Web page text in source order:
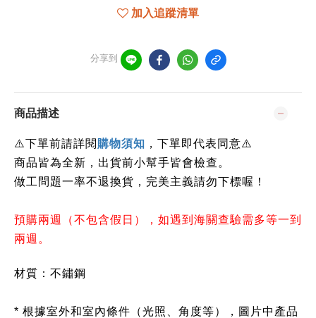
加入追蹤清單
分享到
商品描述
⚠️下單前請詳閱購物須知 ，下單即代表同意⚠️
商品皆為全新，出貨前小幫手皆會檢查。
做工問題一率不退換貨，完美主義請勿下標喔！
預購兩週（不包含假日），如遇到海關查驗需多等一到
兩週。
材質：不鏽鋼
* 根據室外和室內條件（光照、角度等），圖片中產品